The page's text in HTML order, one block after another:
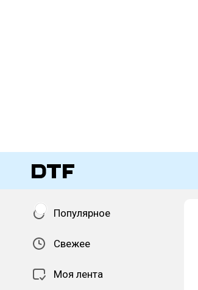
Популярное
Свежее
Моя лента